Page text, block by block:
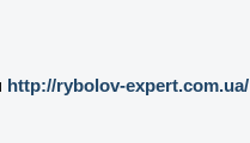
http://rybolov-expert.com.ua/